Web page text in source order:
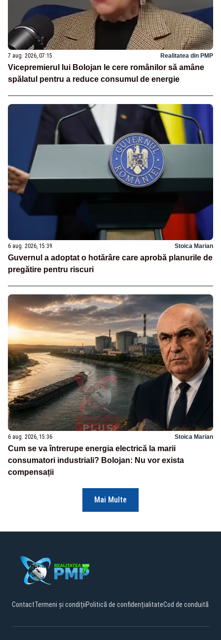
7 aug. 2026, 07:15 Realitatea din PMP
Vicepremierul lui Bolojan le cere românilor să amâne
spălatul pentru a reduce consumul de energie
6 aug. 2026, 15:39 Stoica Marian
Guvernul a adoptat o hotărâre care aprobă planurile de
pregătire pentru riscuri
6 aug. 2026, 15:36 Stoica Marian
Cum se va întrerupe energia electrică la marii
consumatori industriali? Bolojan: Nu vor exista
compensații
Mai Multe
ContactTermeni și condițiiPolitică de confidențialitateCod de conduită